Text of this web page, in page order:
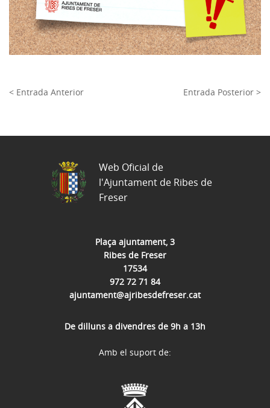
< Entrada Anterior Entrada Posterior >
Plaça ajuntament, 3
Ribes de Freser
17534
972 72 71 84
ajuntament@ajribesdefreser.cat
De dilluns a divendres de 9h a 13h
Web Oficial de
l'Ajuntament de Ribes de
Freser
Amb el suport de: